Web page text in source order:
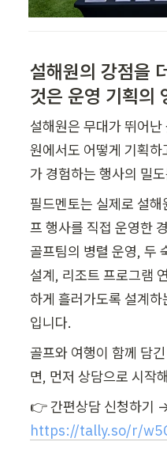
설해원의 강점을
것은 운영 기획의
설해원은 무대가 뛰어
원에서도 어떻게 기획
가 경험하는 행사의 밀
필드멘토는 실제로 설
프 행사를 직접 운영한
골프팀의 병렬 운영, 두
설계, 리조트 프로그램
하게 흘러가도록 설계
입니다.
골프와 여행이 함께 담
면, 먼저 상담으로 시작
https://tally.so/r/